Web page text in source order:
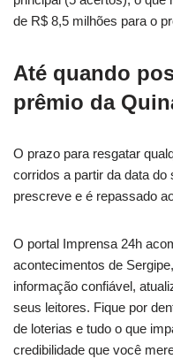
de R$ 8,5 milhões para o
Até quando
prêmio da
O prazo para resgatar
corridos a partir da data
prescreve e é repassado
O portal Imprensa 24h
acontecimentos de
informação confiável,
seus leitores. Fique por
de loterias e tudo o que
credibilidade que você